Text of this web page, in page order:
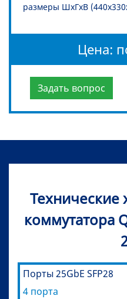
размеры ШхГхВ
Цена:
Задать вопрос
Технические
коммутатора
Порты 25GbE SFP28
4 порта